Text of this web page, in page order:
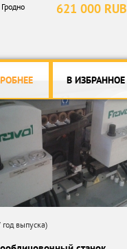
621 000 RUB
Гродно
В ИЗБРАННОЕ
выпуска)